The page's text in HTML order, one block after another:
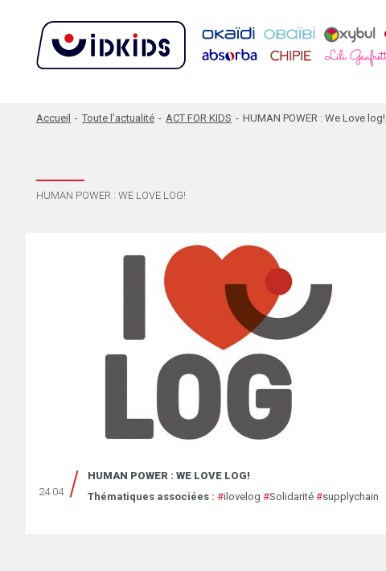
Accueil - Toute l’actualité - ACT FOR KIDS - HUMAN POWER : We Love log!
HUMAN POWER : WE LOVE LOG!
24.04
HUMAN POWER : WE LOVE LOG!
Thématiques associées : #ilovelog #Solidarité #supplychain